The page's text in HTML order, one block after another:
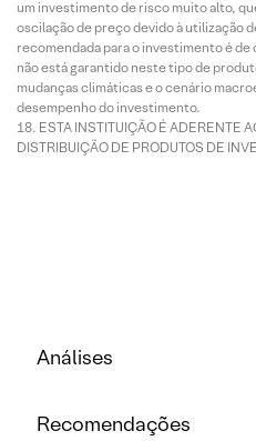
um investimento de risco muito alto,
oscilação de preço devido à utilização
recomendada para o investimento é
não está garantido neste tipo de
mudanças climáticas e o cenário
desempenho do investimento.
ESTA INSTITUIÇÃO É ADERENTE
DISTRIBUIÇÃO DE PRODUTOS DE
Análises
Recomendações